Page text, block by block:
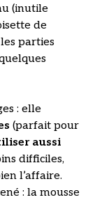
(inutile
de
parties
: elle
(parfait pour
aussi
difficiles,
l’affaire.
: la mousse